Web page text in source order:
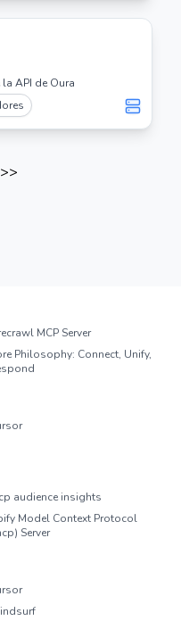
API de Oura
>>
MCP Server
Philosophy: Connect, Unify,
audience insights
Model Context Protocol
Server